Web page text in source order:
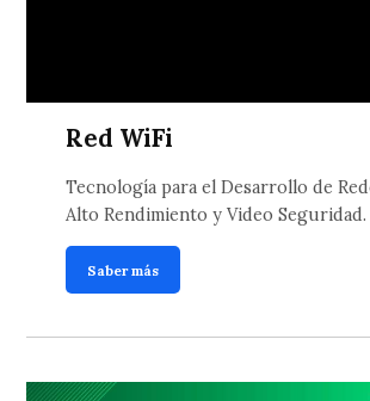
Red WiFi
Tecnología para el Desarrollo de
Alto Rendimiento y Video Seguridad.
Saber más